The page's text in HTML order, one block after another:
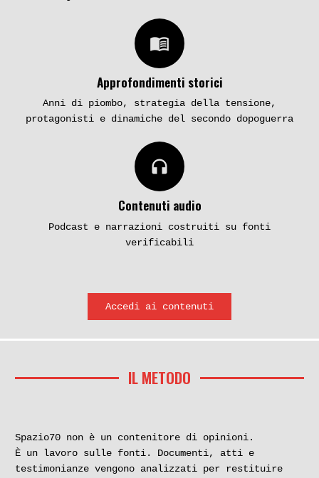
menu_book
Approfondimenti storici
Anni di piombo, strategia della tensione,
protagonisti e dinamiche del secondo dopoguerra
headphones
Contenuti audio
Podcast e narrazioni costruiti su fonti
verificabili
Accedi ai contenuti
IL METODO
Spazio70 non è un contenitore di opinioni.
È un lavoro sulle fonti. Documenti, atti e
testimonianze vengono analizzati per restituire